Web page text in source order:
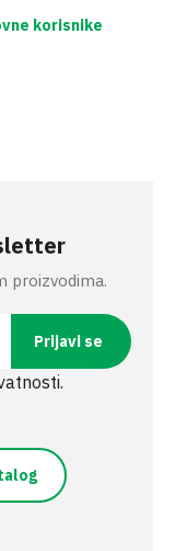
korisnike
proizvodima.